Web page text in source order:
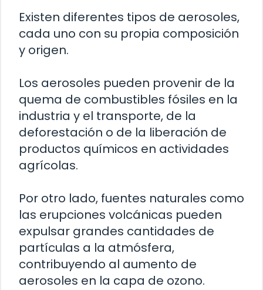
Existen diferentes tipos de aerosoles,
cada uno con su propia composición
y origen.
Los aerosoles pueden provenir de la
quema de combustibles fósiles en la
industria y el transporte, de la
deforestación o de la liberación de
productos químicos en actividades
agrícolas.
Por otro lado, fuentes naturales como
las erupciones volcánicas pueden
expulsar grandes cantidades de
partículas a la atmósfera,
contribuyendo al aumento de
aerosoles en la capa de ozono.